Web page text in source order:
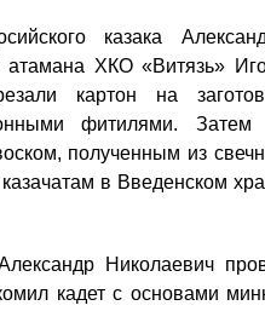
казака
атамана ХКО «Витязь»
картон на
фитилями. Затем
полученным из
в Введенском
Николаевич
кадет с основами